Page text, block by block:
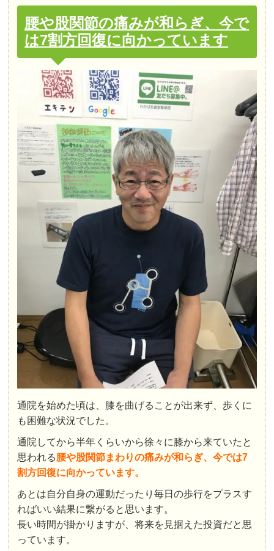
腰や股関節の痛みが和らぎ、今で
は7割方回復に向かっています
通院を始めた頃は、膝を曲げることが出来ず、歩くに
も困難な状況でした。
通院してから半年くらいから徐々に膝から来ていたと
思われる腰や股関節まわりの痛みが和らぎ、今では7
割方回復に向かっています。
あとは自分自身の運動だったり毎日の歩行をプラスす
ればいい結果に繋がると思います。
長い時間が掛かりますが、将来を見据えた投資だと思
っています。